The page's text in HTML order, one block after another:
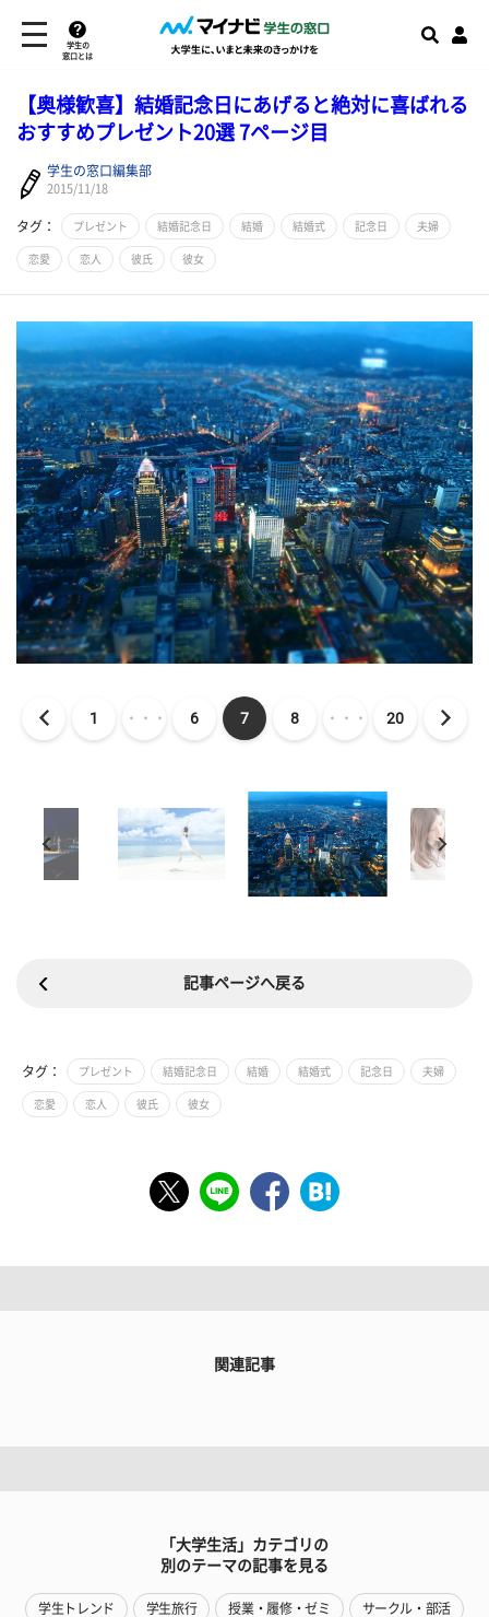
学生の
窓口とは
【奥様歓喜】結婚記念日にあげると絶対に喜ばれる
おすすめプレゼント20選 7ページ目
学生の窓口編集部
2015/11/18
タグ： プレゼント 結婚記念日 結婚 結婚式 記念日 夫婦
恋愛 恋人 彼氏 彼女
1 ・・・ 6 7 8 ・・・ 20
記事ページへ戻る
タグ： プレゼント 結婚記念日 結婚 結婚式 記念日 夫婦
恋愛 恋人 彼氏 彼女
関連記事
「大学生活」カテゴリの
別のテーマの記事を見る
学生トレンド 学生旅行 授業・履修・ゼミ サークル・部活